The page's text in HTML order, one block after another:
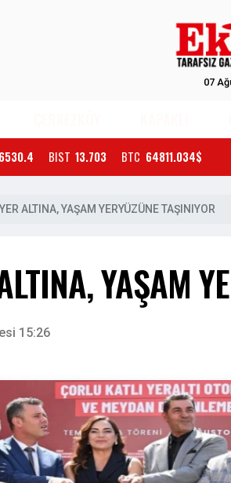
07
6530.4 BIST 13.703 BTC 64811.034$
ALTINA, YAŞAM YERYÜZÜNE TAŞINIYOR
YAŞAM
15:26